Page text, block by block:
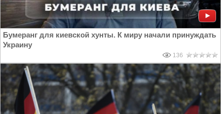
Бумеранг для киевской хунты. К миру начали принуждать
Украину
136